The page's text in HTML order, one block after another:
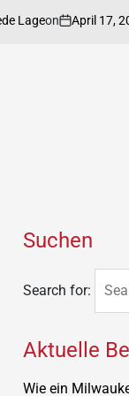
on April 17, 2026
Suchen
Search for:
Aktuelle
Wie ein